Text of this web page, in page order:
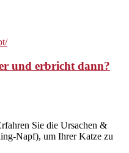
und erbricht dann?
Sie die Ursachen &
Napf), um Ihrer Katze zu